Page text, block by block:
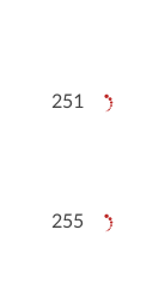
251
255